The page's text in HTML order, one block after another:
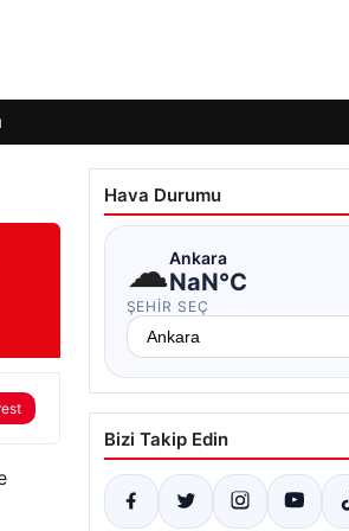
Hava Durumu
☁Ankara
NaN°C
ŞEHIR SEÇ
Bizi Takip Edin